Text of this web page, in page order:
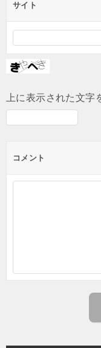
サイト
上に表示された文字
コメント